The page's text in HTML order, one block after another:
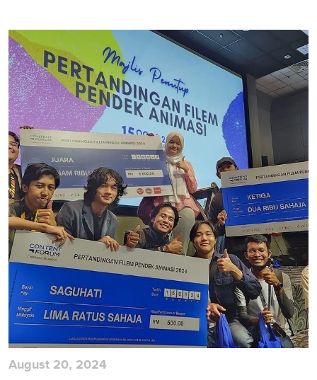
August 20, 2024